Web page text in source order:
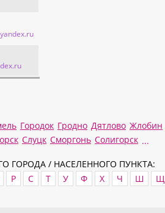
Городок Гродно Дятлово Жлобин
Слуцк Сморгонь Солигорск ...
ГОРОДА / НАСЕЛЕННОГО ПУНКТА:
Р С Т У Ф Х Ч Ш Щ